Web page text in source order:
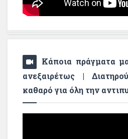
Κάποια πράγματα
ανεξαιρέτως |
καθαρό για όλη την